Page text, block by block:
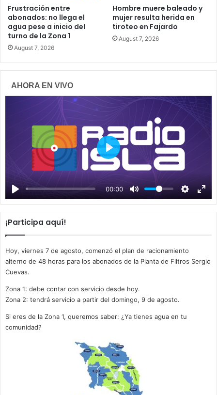
Frustración entre
abonados: no llega el
agua pese a inicio del
turno de la Zona 1
August 7, 2026
Hombre muere baleado y
mujer resulta herida en
tiroteo en Fajardo
August 7, 2026
AHORA EN VIVO
00:00
P
a
y
¡Participa aquí!
Hoy, viernes 7 de agosto, comenzó el plan de racionamiento
alterno de 48 horas para los abonados de la Planta de Filtros Sergio
Cuevas.
Zona 1: debe contar con servicio desde hoy.
Zona 2: tendrá servicio a partir del domingo, 9 de agosto.
Si eres de la Zona 1, queremos saber: ¿Ya tienes agua en tu
comunidad?